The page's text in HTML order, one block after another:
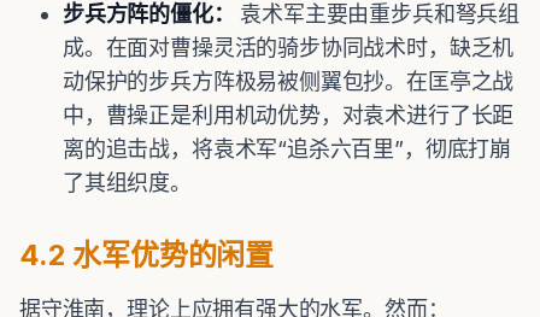
步兵方阵的僵化：
袁术军主要由重步兵和弩兵组
成。在面对曹操灵活的骑步协同战术时，缺乏机
动保护的步兵方阵极易被侧翼包抄。在匡亭之战
中，曹操正是利用机动优势，对袁术进行了长距
离的追击战，将袁术军“追杀六百里”，彻底打崩
了其组织度。
4.2 水军优势的闲置
据守淮南，理论上应拥有强大的水军。然而：